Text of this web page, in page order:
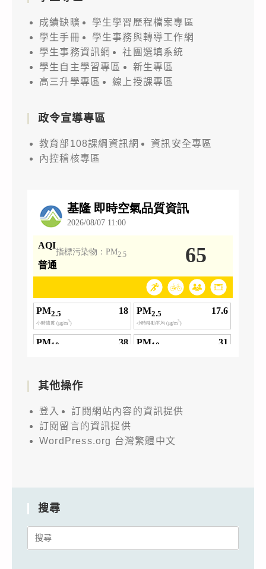
成績缺曠
學生學習歷程檔案專區
學生手冊
學生事務與轉導工作網
學生事務資訊網
社團選填系統
學生自主學習專區
新生專區
高三升學專區
線上授課專區
政令宣導專區
教育部108課綱資訊網
資訊安全專區
內控稽核專區
其他操作
登入
訂閱網站內容的資訊提供
訂閱留言的資訊提供
WordPress.org 台灣繁體中文
搜尋
Search